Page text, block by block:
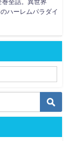
巻全話。異世界
ハーレムパラダイ